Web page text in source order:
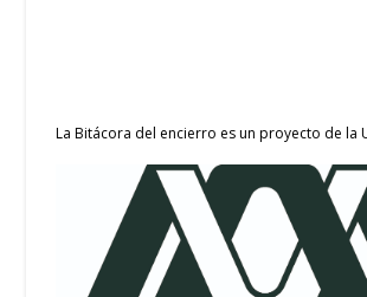
La Bitácora del encierro es un proyecto de la